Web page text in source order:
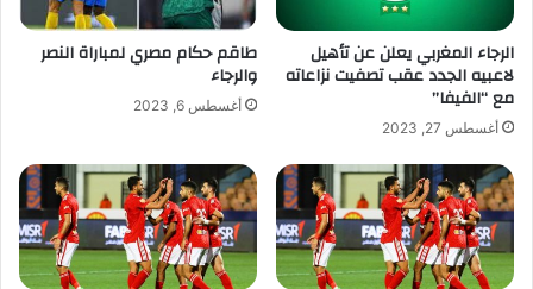
الرجاء المغربي يعلن عن تأهيل
لاعبيه الجدد عقب تصفيت نزاعاته
مع “الفيفا”
أغسطس 27, 2023
طاقم حكام مصري لمباراة النصر
والرجاء
أغسطس 6, 2023